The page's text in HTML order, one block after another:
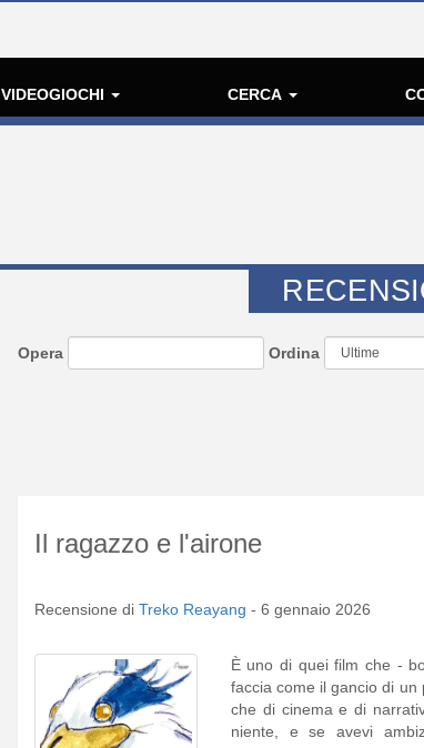
VIDEOGIOCHI CERCA
Opera Ordina
Il ragazzo e l'airone
Recensione di Treko Reayang - 6 gennaio 2026
È uno di quei film che -
faccia come il gancio di un
che di cinema e di
niente, e se avevi